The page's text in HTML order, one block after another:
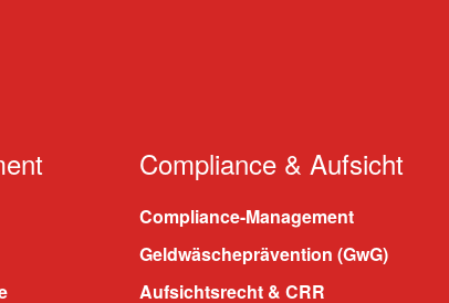
Compliance & Aufsicht
Compliance-Management
Geldwäscheprävention (GwG)
Aufsichtsrecht & CRR